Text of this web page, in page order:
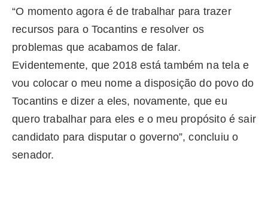
“O momento agora é de trabalhar para trazer
recursos para o Tocantins e resolver os
problemas que acabamos de falar.
Evidentemente, que 2018 está também na tela e
vou colocar o meu nome a disposição do povo do
Tocantins e dizer a eles, novamente, que eu
quero trabalhar para eles e o meu propósito é sair
candidato para disputar o governo”, concluiu o
senador.